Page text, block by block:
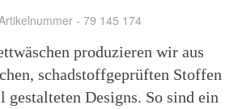
- 79 145 174
produzieren wir aus
schadstoffgeprüften Stoffen
Designs. So sind ein